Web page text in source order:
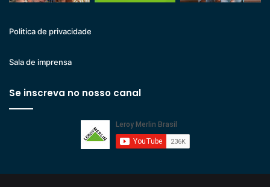
Politica de privacidade
Sala de imprensa
Se inscreva no nosso canal